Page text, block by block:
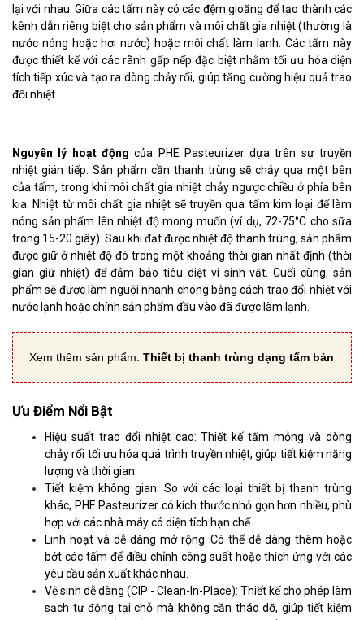
lại với nhau. Giữa các tấm này có các đệm gioăng để tạo thành các
kênh dẫn riêng biệt cho sản phẩm và môi chất gia nhiệt (thường là
nước nóng hoặc hơi nước) hoặc môi chất làm lạnh. Các tấm này
được thiết kế với các rãnh gấp nếp đặc biệt nhằm tối ưu hóa diện
tích tiếp xúc và tạo ra dòng chảy rối, giúp tăng cường hiệu quả trao
đổi nhiệt.
Nguyên lý hoạt động của PHE Pasteurizer dựa trên sự truyền
nhiệt gián tiếp. Sản phẩm cần thanh trùng sẽ chảy qua một bên
của tấm, trong khi môi chất gia nhiệt chảy ngược chiều ở phía bên
kia. Nhiệt từ môi chất gia nhiệt sẽ truyền qua tấm kim loại để làm
nóng sản phẩm lên nhiệt độ mong muốn (ví dụ, 72-75°C cho sữa
trong 15-20 giây). Sau khi đạt được nhiệt độ thanh trùng, sản phẩm
được giữ ở nhiệt độ đó trong một khoảng thời gian nhất định (thời
gian giữ nhiệt) để đảm bảo tiêu diệt vi sinh vật. Cuối cùng, sản
phẩm sẽ được làm nguội nhanh chóng bằng cách trao đổi nhiệt với
nước lạnh hoặc chính sản phẩm đầu vào đã được làm lạnh.
Xem thêm sản phẩm: Thiết bị thanh trùng dạng tấm bản
Ưu Điểm Nổi Bật
Hiệu suất trao đổi nhiệt cao: Thiết kế tấm mỏng và dòng
chảy rối tối ưu hóa quá trình truyền nhiệt, giúp tiết kiệm năng
lượng và thời gian.
Tiết kiệm không gian: So với các loại thiết bị thanh trùng
khác, PHE Pasteurizer có kích thước nhỏ gọn hơn nhiều, phù
hợp với các nhà máy có diện tích hạn chế.
Linh hoạt và dễ dàng mở rộng: Có thể dễ dàng thêm hoặc
bớt các tấm để điều chỉnh công suất hoặc thích ứng với các
yêu cầu sản xuất khác nhau.
Vệ sinh dễ dàng (CIP - Clean-In-Place): Thiết kế cho phép làm
sạch tự động tại chỗ mà không cần tháo dỡ, giúp tiết kiệm